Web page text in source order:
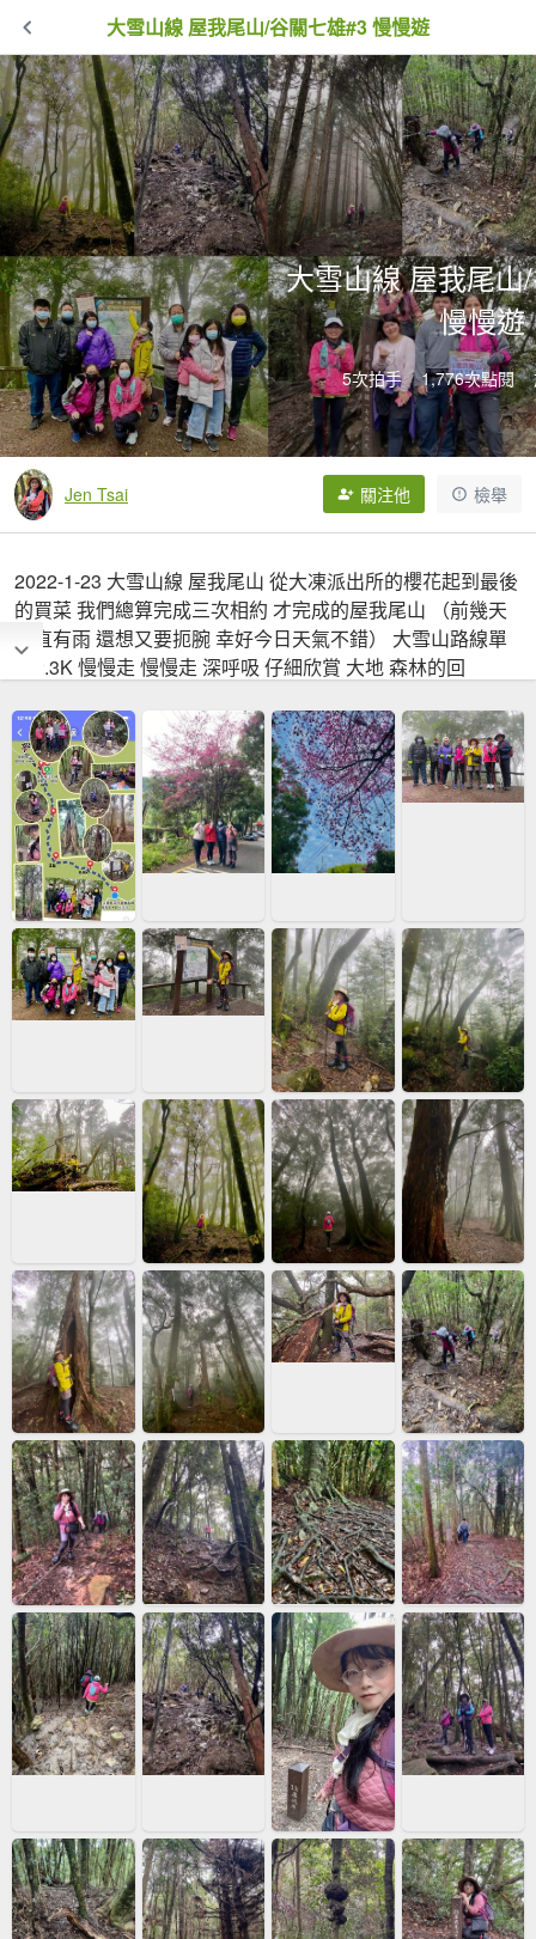
大雪山線 屋我尾山/谷關七雄#3 慢慢遊
大雪山線 屋我尾山
慢慢遊
5次拍手 1,776次點閱
Jen Tsai 關注他 檢舉
2022-1-23 大雪山線 屋我尾山 從大凍派出所的櫻花起到最後
的買菜 我們總算完成三次相約 才完成的屋我尾山 （前幾天
一直有雨 還想又要扼腕 幸好今日天氣不錯） 大雪山路線單
程2.3K 慢慢走 慢慢走 深呼吸 仔細欣賞 大地 森林的回